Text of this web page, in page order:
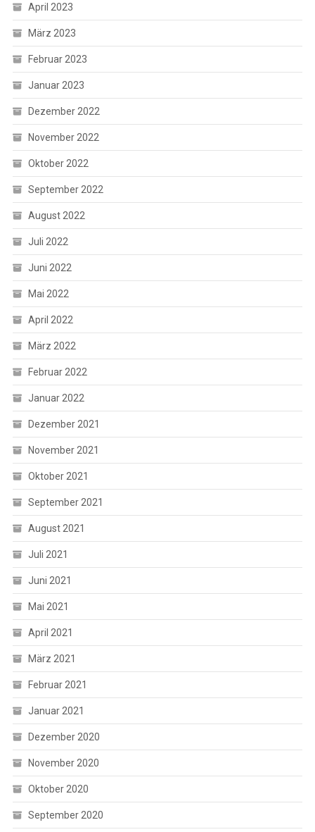
April 2023
März 2023
Februar 2023
Januar 2023
Dezember 2022
November 2022
Oktober 2022
September 2022
August 2022
Juli 2022
Juni 2022
Mai 2022
April 2022
März 2022
Februar 2022
Januar 2022
Dezember 2021
November 2021
Oktober 2021
September 2021
August 2021
Juli 2021
Juni 2021
Mai 2021
April 2021
März 2021
Februar 2021
Januar 2021
Dezember 2020
November 2020
Oktober 2020
September 2020